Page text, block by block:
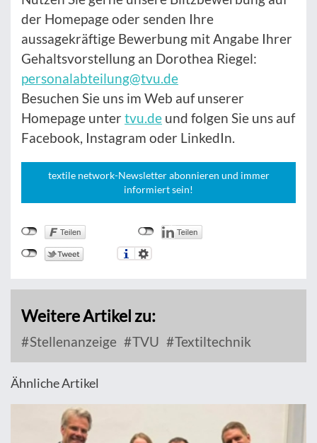
der Homepage oder senden Ihre
aussagekräftige Bewerbung mit Angabe Ihrer
Gehaltsvorstellung an Dorothea Riegel:
personalabteilung@tvu.de
Besuchen Sie uns im Web auf unserer
Homepage untertvu.de und folgen Sie uns auf
Facebook, Instagram oder LinkedIn.
textile network-Newsletter abonnieren und immer
informiert sein!
Weitere Artikel zu:
Stellenanzeige TVU Textiltechnik
Ähnliche Artikel